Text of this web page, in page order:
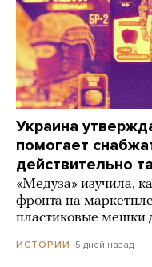
Украина
помогает
действительно
«Медуза» изучила,
фронта на
пластиковые мешки
ИСТОРИИ 5 дней назад